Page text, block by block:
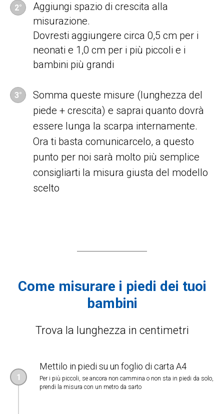
2°
Aggiungi spazio di crescita alla
misurazione.
Dovresti aggiungere circa 0,5 cm per i
neonati e 1,0 cm per i più piccoli e i
bambini più grandi
3°
Somma queste misure (lunghezza del
piede + crescita) e saprai quanto dovrà
essere lunga la scarpa internamente.
Ora ti basta comunicarcelo, a questo
punto per noi sarà molto più semplice
consigliarti la misura giusta del modello
scelto
Come misurare i piedi dei tuoi
bambini
Trova la lunghezza in centimetri
Mettilo in piedi su un foglio di carta A4
Per i più piccoli, se ancora non cammina o non sta in piedi da solo,
prendi la misura con un metro da sarto